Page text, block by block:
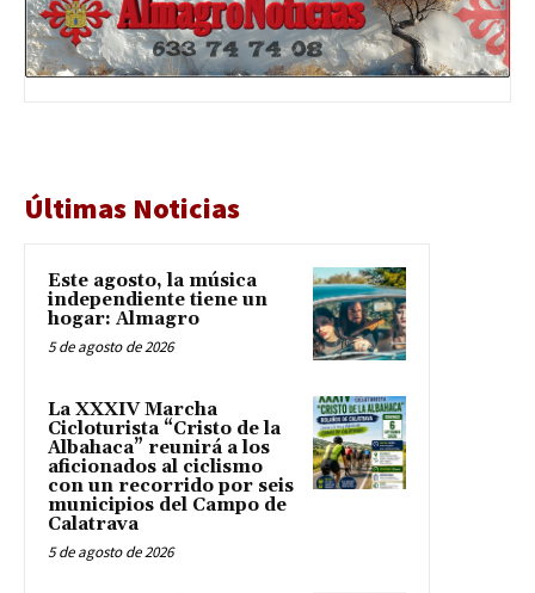
Últimas Noticias
Este agosto, la música
independiente tiene un
hogar: Almagro
5 de agosto de 2026
La XXXIV Marcha
Cicloturista “Cristo de la
Albahaca” reunirá a los
aficionados al ciclismo
con un recorrido por seis
municipios del Campo de
Calatrava
5 de agosto de 2026